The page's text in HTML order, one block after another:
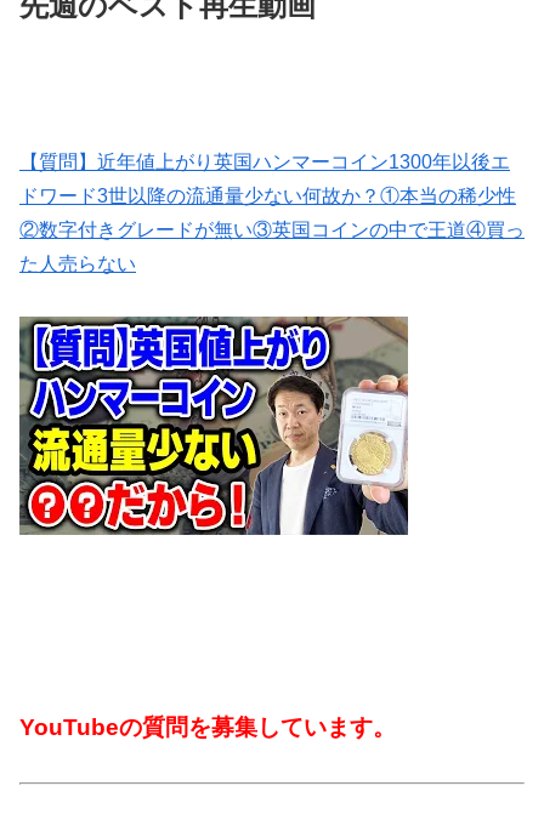
【質問】近年値上がり英国ハンマーコイン1300年以後エ
ドワード3世以降の流通量少ない何故か？①本当の稀少性
②数字付きグレードが無い③英国コインの中で王道④買っ
た人売らない
YouTubeの質問を募集しています。